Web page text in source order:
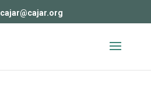
cajar@cajar.org